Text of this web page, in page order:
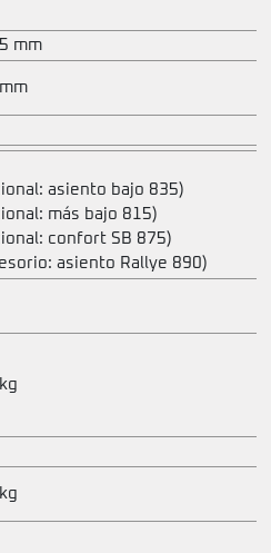
mm
asiento bajo 835)
más bajo 815)
confort SB 875)
asiento Rallye 890)